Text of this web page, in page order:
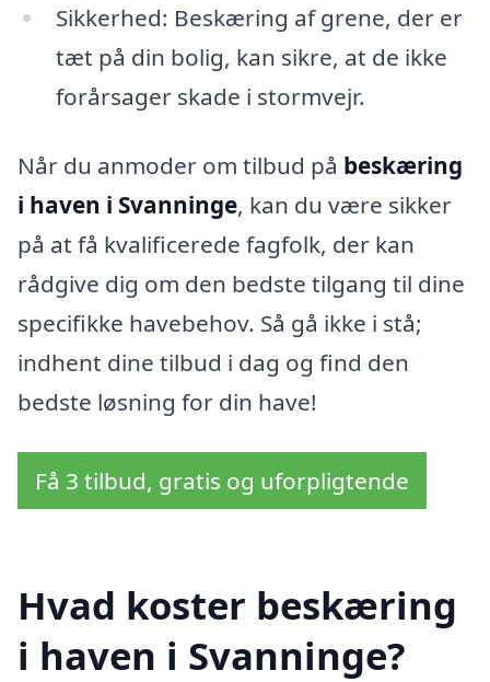
Sikkerhed: Beskæring af grene, der er
tæt på din bolig, kan sikre, at de ikke
forårsager skade i stormvejr.
Når du anmoder om tilbud på beskæring
i haven i Svanninge, kan du være sikker
på at få kvalificerede fagfolk, der kan
rådgive dig om den bedste tilgang til dine
specifikke havebehov. Så gå ikke i stå;
indhent dine tilbud i dag og find den
bedste løsning for din have!
Få 3 tilbud, gratis og uforpligtende
Hvad koster beskæring
i haven i Svanninge?